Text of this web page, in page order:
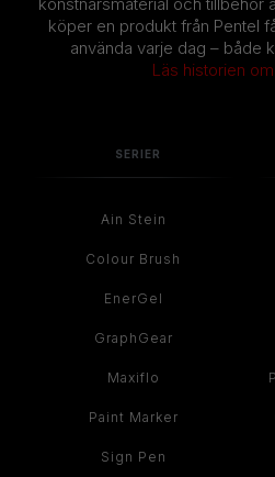
köper en produkt från Pentel
använda varje dag – både
Läs historien
SERIER
Ain Stein
Colour Brush
EnerGel
GraphGear
Maxiflo
Paint Marker
Sign Pen